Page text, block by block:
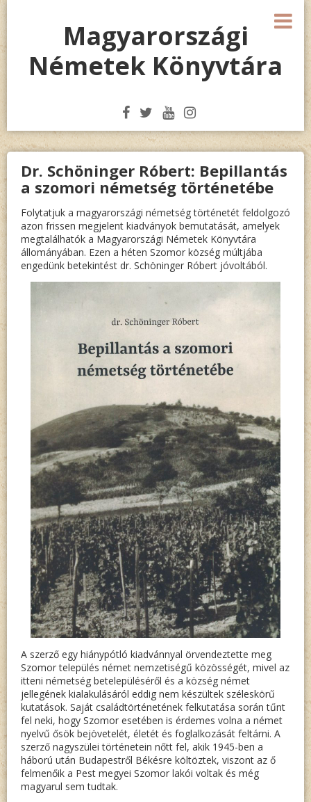
Magyarországi
Németek Könyvtára
Dr. Schöninger Róbert: Bepillantás
a szomori németség történetébe
Folytatjuk a magyarországi németség történetét feldolgozó
azon frissen megjelent kiadványok bemutatását, amelyek
megtalálhatók a Magyarországi Németek Könyvtára
állományában. Ezen a héten Szomor község múltjába
engedünk betekintést dr. Schöninger Róbert jóvoltából.
A szerző egy hiánypótló kiadvánnyal örvendeztette meg
Szomor település német nemzetiségű közösségét, mivel az
itteni németség betelepüléséről és a község német
jellegének kialakulásáról eddig nem készültek széleskörű
kutatások. Saját családtörténetének felkutatása során tűnt
fel neki, hogy Szomor esetében is érdemes volna a német
nyelvű ősök bejövetelét, életét és foglalkozását feltárni. A
szerző nagyszülei történetein nőtt fel, akik 1945-ben a
háború után Budapestről Békésre költöztek, viszont az ő
felmenőik a Pest megyei Szomor lakói voltak és még
magyarul sem tudtak.